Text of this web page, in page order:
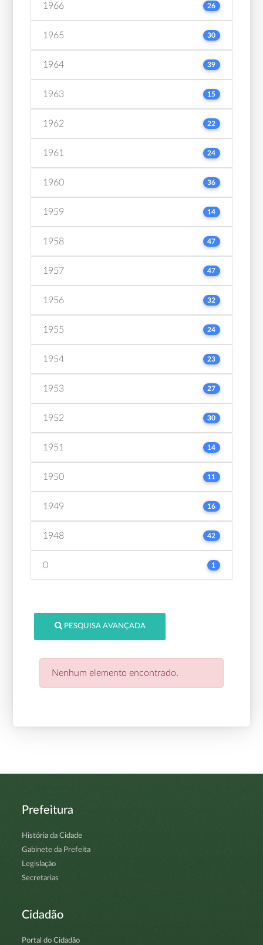
1966 26
1965 30
1964 39
1963 15
1962 22
1961 24
1960 36
1959 14
1958 47
1957 47
1956 32
1955 24
1954 23
1953 27
1952 30
1951 14
1950 11
1949 16
1948 42
0 1
PESQUISA AVANÇADA
Nenhum elemento encontrado.
Prefeitura
História da Cidade
Gabinete da Prefeita
Legislação
Secretarias
Cidadão
Portal do Cidadão